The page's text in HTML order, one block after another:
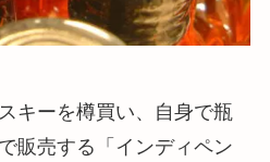
キーを樽買い、自身で瓶
販売する「インディペン